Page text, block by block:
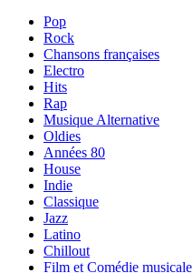
Pop
Rock
Chansons françaises
Electro
Hits
Rap
Musique Alternative
Oldies
Années 80
House
Indie
Classique
Jazz
Latino
Chillout
Film et Comédie musicale